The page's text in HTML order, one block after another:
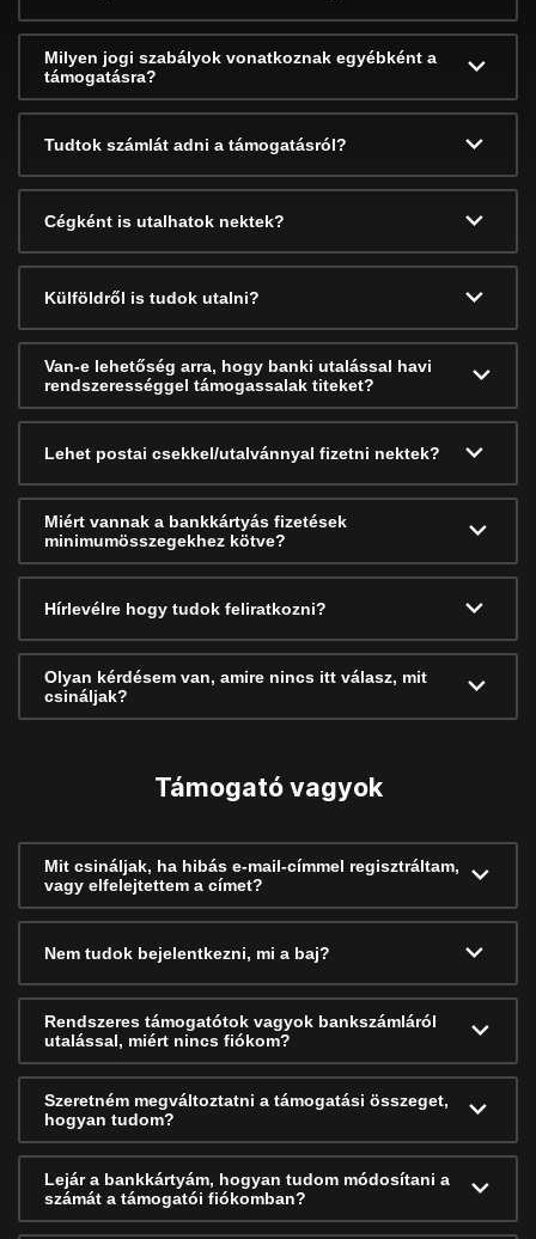
Milyen jogi szabályok vonatkoznak egyébként a
támogatásra?
Tudtok számlát adni a támogatásról?
Cégként is utalhatok nektek?
Külföldről is tudok utalni?
Van-e lehetőség arra, hogy banki utalással havi
rendszerességgel támogassalak titeket?
Lehet postai csekkel/utalvánnyal fizetni nektek?
Miért vannak a bankkártyás fizetések
minimumösszegekhez kötve?
Hírlevélre hogy tudok feliratkozni?
Olyan kérdésem van, amire nincs itt válasz, mit
csináljak?
Támogató vagyok
Mit csináljak, ha hibás e-mail-címmel regisztráltam,
vagy elfelejtettem a címet?
Nem tudok bejelentkezni, mi a baj?
Rendszeres támogatótok vagyok bankszámláról
utalással, miért nincs fiókom?
Szeretném megváltoztatni a támogatási összeget,
hogyan tudom?
Lejár a bankkártyám, hogyan tudom módosítani a
számát a támogatói fiókomban?